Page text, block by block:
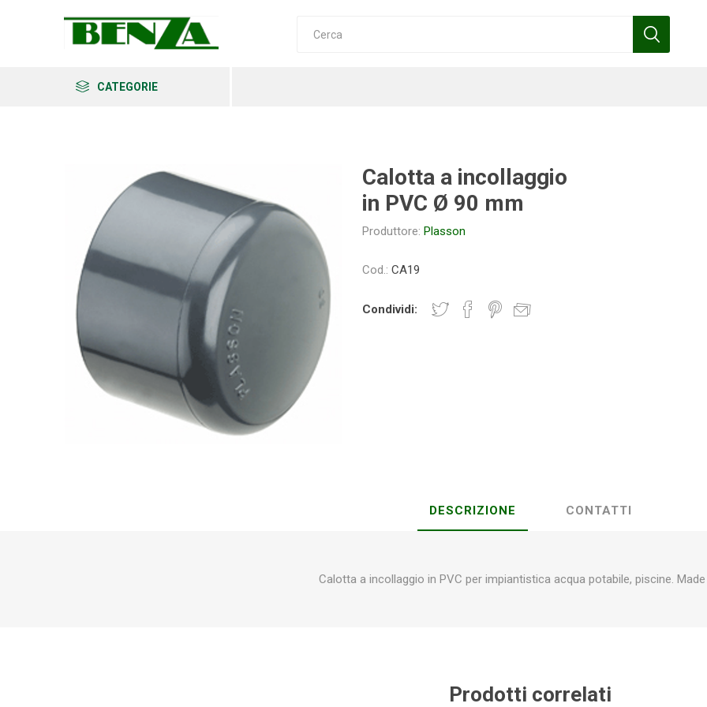
CATEGORIE
Arkema Ars Archman Benza Bottos
Felco Gardena Griffon
Mareva Nardi
Calotta a incollaggio
in PVC Ø 90 mm
Produttore: Plasson
Cod.: CA19
Condividi:
DESCRIZIONE CONTATTI
Calotta a incollaggio in PVC per impiantistica acqua potabile, piscine.
Prodotti correlati